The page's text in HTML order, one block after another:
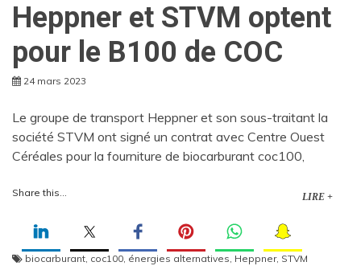
Heppner et STVM optent
pour le B100 de COC
24 mars 2023
Le groupe de transport Heppner et son sous-traitant la
société STVM ont signé un contrat avec Centre Ouest
Céréales pour la fourniture de biocarburant coc100,
Share this... LIRE +
biocarburant, coc100, énergies alternatives, Heppner, STVM